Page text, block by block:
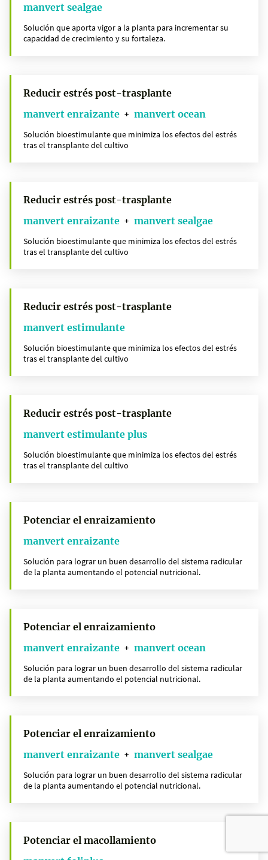
manvert sealgae
Solución que aporta vigor a la planta para incrementar su
capacidad de crecimiento y su fortaleza.
Reducir estrés post-trasplante
manvert enraizante + manvert ocean
Solución bioestimulante que minimiza los efectos del estrés
tras el transplante del cultivo
Reducir estrés post-trasplante
manvert enraizante + manvert sealgae
Solución bioestimulante que minimiza los efectos del estrés
tras el transplante del cultivo
Reducir estrés post-trasplante
manvert estimulante
Solución bioestimulante que minimiza los efectos del estrés
tras el transplante del cultivo
Reducir estrés post-trasplante
manvert estimulante plus
Solución bioestimulante que minimiza los efectos del estrés
tras el transplante del cultivo
Potenciar el enraizamiento
manvert enraizante
Solución para lograr un buen desarrollo del sistema radicular
de la planta aumentando el potencial nutricional.
Potenciar el enraizamiento
manvert enraizante + manvert ocean
Solución para lograr un buen desarrollo del sistema radicular
de la planta aumentando el potencial nutricional.
Potenciar el enraizamiento
manvert enraizante + manvert sealgae
Solución para lograr un buen desarrollo del sistema radicular
de la planta aumentando el potencial nutricional.
Potenciar el macollamiento